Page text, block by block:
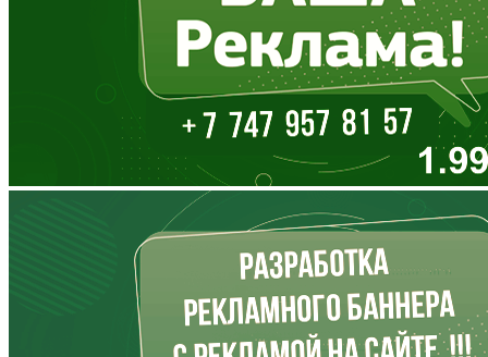
Еврейская АО
Забайкальский край
Запорожская область
Ивановская область
Иркутская область
Кабардино-Балкария
Калининградская область